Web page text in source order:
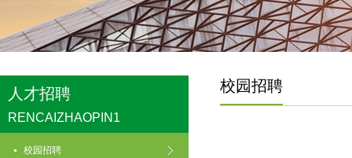
人才招聘
RENCAIZHAOPIN1
校园招聘
校园招聘